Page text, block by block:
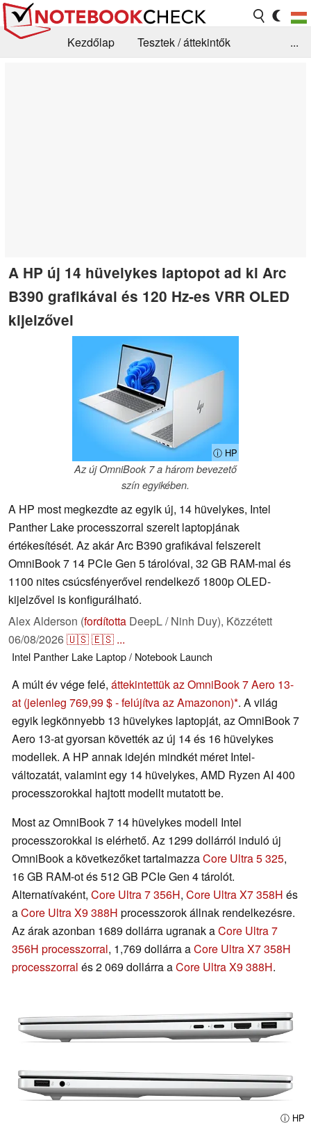
Kezdőlap
Tesztek / áttekintők
...
A HP új 14 hüvelykes laptopot ad ki Arc
B390 grafikával és 120 Hz-es VRR OLED
kijelzővel
ⓘ HP
Az új OmniBook 7 a három bevezető
szín egyikében.
A HP most megkezdte az egyik új, 14 hüvelykes, Intel
Panther Lake processzorral szerelt laptopjának
értékesítését. Az akár Arc B390 grafikával felszerelt
OmniBook 7 14 PCIe Gen 5 tárolóval, 32 GB RAM-mal és
1100 nites csúcsfényerővel rendelkező 1800p OLED-
kijelzővel is konfigurálható.
Alex Alderson (fordította DeepL / Ninh Duy), Közzétett
06/08/2026🇺🇸🇪🇸 ...
Intel Panther Lake Laptop / Notebook Launch
A múlt év vége felé, áttekintettük az OmniBook 7 Aero 13-
at (jelenleg 769,99 $ - felújítva az Amazonon) . A világ
egyik legkönnyebb 13 hüvelykes laptopját, az OmniBook 7
Aero 13-at gyorsan követték az új 14 és 16 hüvelykes
modellek. A HP annak idején mindkét méret Intel-
változatát, valamint egy 14 hüvelykes, AMD Ryzen AI 400
processzorokkal hajtott modellt mutatott be.
Most az OmniBook 7 14 hüvelykes modell Intel
processzorokkal is elérhető. Az 1299 dollárról induló új
OmniBook a következőket tartalmazzaCore Ultra 5 325,
16 GB RAM-ot és 512 GB PCIe Gen 4 tárolót.
Alternatívaként, Core Ultra 7 356H, Core Ultra X7 358H és
aCore Ultra X9 388H processzorok állnak rendelkezésre.
Az árak azonban 1689 dollárra ugranak aCore Ultra 7
356H processzorral, 1,769 dollárra aCore Ultra X7 358H
processzorral és 2 069 dollárra aCore Ultra X9 388H.
ⓘ HP